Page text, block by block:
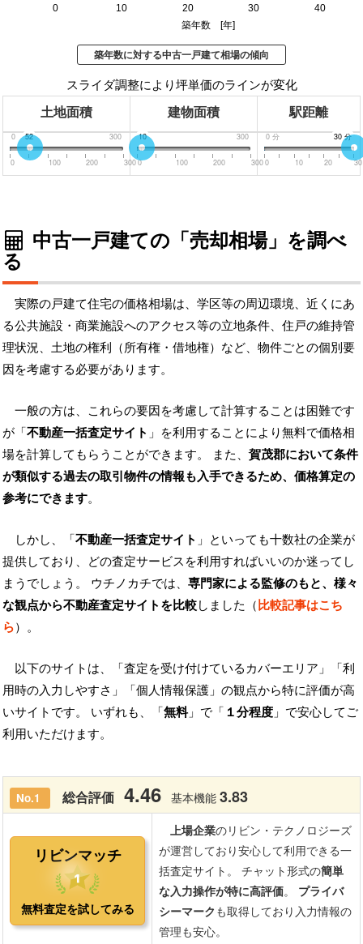
0 10 20 30 40
築年数 [年]
築年数に対する中古一戸建て相場の傾向
スライダ調整により坪単価のラインが変化
土地面積 建物面積 駅距離
0 300
52
0 100 200 300
0 300
10
0 100 200 300
0 分 30 分
30 分
0 10 20 30
中古一戸建ての「売却相場」を調べ
る
実際の戸建て住宅の価格相場は、学区等の周辺環境、近くにあ
る公共施設・商業施設へのアクセス等の立地条件、住戸の維持管
理状況、土地の権利（所有権・借地権）など、物件ごとの個別要
因を考慮する必要があります。
一般の方は、これらの要因を考慮して計算することは困難です
が「不動産一括査定サイト 」を利用することにより無料で価格相
場を計算してもらうことができます。 また、賀茂郡において条件
が類似する過去の取引物件の情報も入手できるため、価格算定の
参考にできます。
しかし、「不動産一括査定サイト 」といっても十数社の企業が
提供しており、どの査定サービスを利用すればいいのか迷ってし
まうでしょう。 ウチノカチでは、 専門家による監修のもと、様々
な観点から不動産査定サイトを比較しました（比較記事はこち
ら）。
以下のサイトは、「査定を受け付けているカバーエリア」「利
用時の入力しやすさ」「個人情報保護」の観点から特に評価が高
いサイトです。 いずれも、「無料」で「 １分程度 」で安心してご
利用いただけます。